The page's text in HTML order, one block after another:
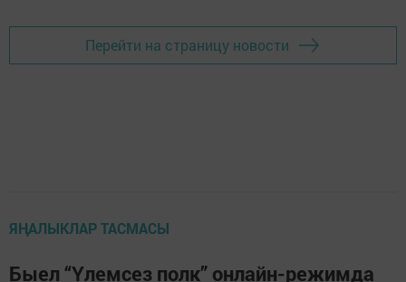
Перейти на страницу новости
ЯҢАЛЫКЛАР ТАСМАСЫ
Быел “Үлемсез полк” онлайн-режимда